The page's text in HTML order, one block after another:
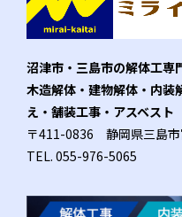
沼津市・三島市の解体工専
木造解体・建物解体・内装
え・舗装工事・アスベスト
〒411-0836 静岡県三島
TEL. 055-976-5065